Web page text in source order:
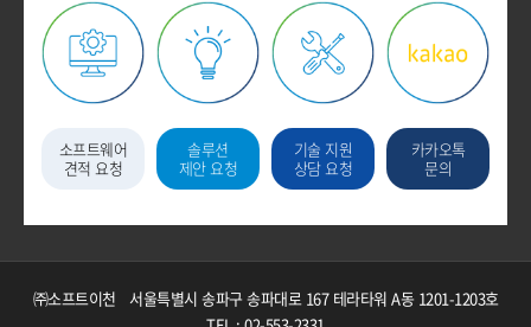
소프트웨어
견적 요청
솔루션
제안 요청
기술 지원
상담 요청
카카오톡
문의
㈜소프트이천
서울특별시 송파구 송파대로 167 테라타워 A동 1201-1203호